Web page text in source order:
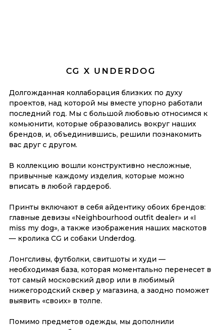
проектов, над которой мы вместе упорно работали
комьюнити, которые образовались вокруг наших
брендов, и, объединившись, решили познакомить
вас друг с другом.
В коллекцию вошли конструктивно несложные,
привычные каждому изделия, которые можно
вписать в любой гардероб.
Принты включают в себя айдентику обоих брендов:
miss my dog», а также изображения наших маскотов
— кролика CG и собаки Underdog.
Лонгсливы, футболки, свитшоты и худи —
нижегородский сквер у магазина, а заодно поможет
выявить «своих» в толпе.
Помимо предметов одежды, мы дополнили
коллекцию необычными аксессуарами:
CG X UNDERDOG T-SHIRT MILK / STEEL
CG X UNDERDOG LONGSLEEVE ICEBERG / FLAME
CG X UNDERDOG SWEATSHIRT DEEP GREEN / GRAY
MELANGE
CG X UNDERDOG HOODIE DENIM / BEIGE
CG X UNDERDOG BOWL BOY / GIRL
Количество изделий строго лимитировано, повторять